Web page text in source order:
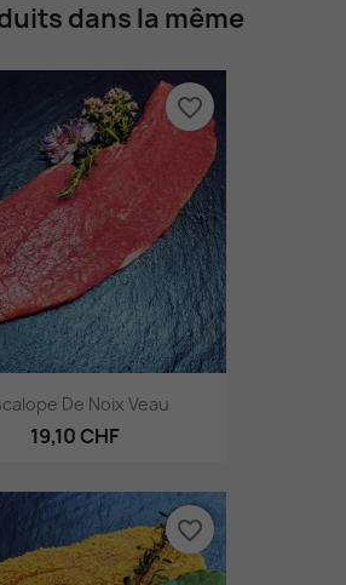
dans la même
De Noix Veau
19,10 CHF
favorite_border
favorite_border